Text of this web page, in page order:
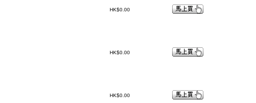
HK$0.00
HK$0.00
HK$0.00